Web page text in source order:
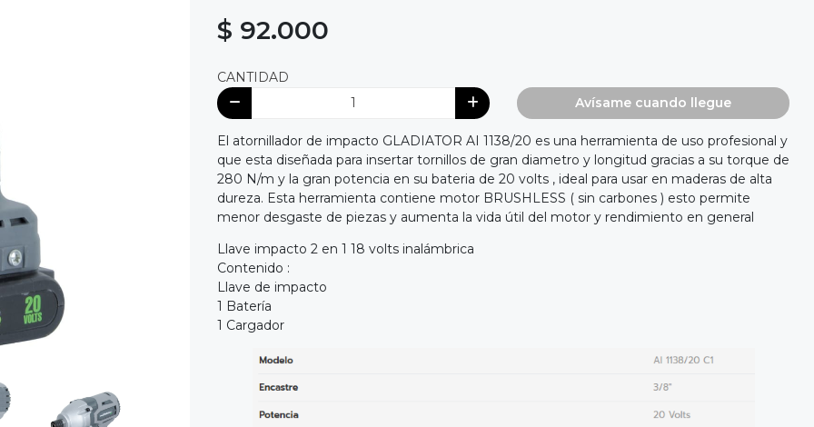
$ 92.000
CANTIDAD
Avísame cuando llegue
El atornillador de impacto GLADIATOR AI 1138/20 es una herramienta de uso profesional y
que esta diseñada para insertar tornillos de gran diametro y longitud gracias a su torque de
280 N/m y la gran potencia en su bateria de 20 volts , ideal para usar en maderas de alta
dureza. Esta herramienta contiene motor BRUSHLESS ( sin carbones ) esto permite
menor desgaste de piezas y aumenta la vida útil del motor y rendimiento en general
Llave impacto 2 en 1 18 volts inalámbrica
Contenido :
Llave de impacto
1 Batería
1 Cargador